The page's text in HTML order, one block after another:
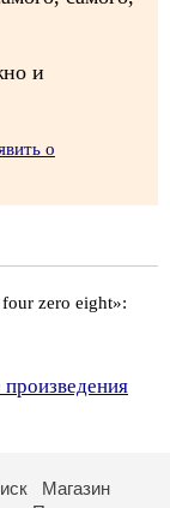
и
о
zero eight»:
произведения
Магазин